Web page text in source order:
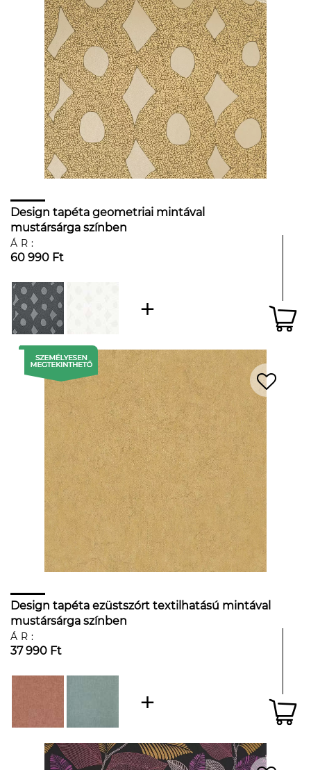
Design tapéta geometriai mintával
mustársárga színben
ÁR:
60 990 Ft
Design tapéta ezüstszórt textilhatású mintával
mustársárga színben
ÁR:
37 990 Ft